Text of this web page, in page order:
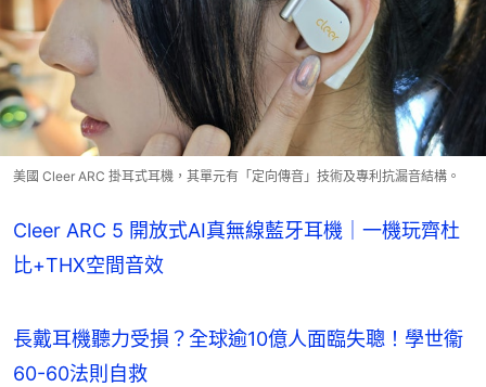
美國 Cleer ARC 掛耳式耳機，其單元有「定向傳音」技術及專利抗漏音結構。
Cleer ARC 5 開放式AI真無線藍牙耳機｜一機玩齊杜
比+THX空間音效
長戴耳機聽力受損？全球逾10億人面臨失聰！學世衞
60-60法則自救